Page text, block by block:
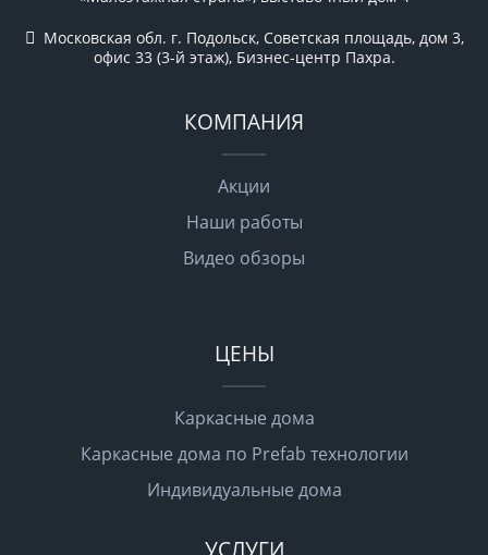
Московская обл. г. Подольск, Советская площадь, дом 3,
офис 33 (3-й этаж), Бизнес-центр Пахра.
КОМПАНИЯ
Акции
Наши работы
Видео обзоры
ЦЕНЫ
Каркасные дома
Каркасные дома по Prefab технологии
Индивидуальные дома